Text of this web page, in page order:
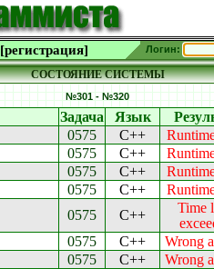
[регистрация] Логин:
СОСТОЯНИЕ СИСТЕМЫ
№301 - №320
Задача Язык
0575 C++
0575 C++
0575 C++
0575 C++
0575 C++
Time
0575 C++
Wrong
0575 C++
Wrong